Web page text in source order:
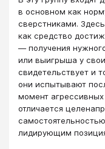
в основном как
сверстниками.
как средство
— получения
или выигрыша у
свидетельствует и
они испытывают
момент
отличается
лидирующим